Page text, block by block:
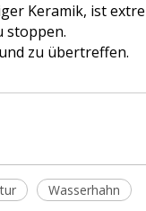
Keramik, ist
stoppen.
zu übertreffen.
Wasserhahn